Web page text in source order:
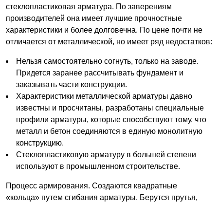
стеклопластиковая арматура. По заверениям
производителей она имеет лучшие прочностные
характеристики и более долговечна. По цене почти не
отличается от металлической, но имеет ряд недостатков:
Нельзя самостоятельно согнуть, только на заводе.
Придется заранее рассчитывать фундамент и
заказывать части конструкции.
Характеристики металлической арматуры давно
известны и просчитаны, разработаны специальные
профили арматуры, которые способствуют тому, что
металл и бетон соединяются в единую монолитную
конструкцию.
Стеклопластиковую арматуру в большей степени
используют в промышленном строительстве.
Процесс армирования. Создаются квадратные
«кольца» путем сгибания арматуры. Берутся прутья,